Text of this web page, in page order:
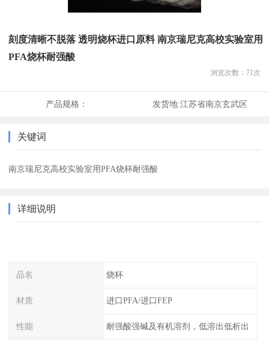
刻度清晰不脱落 透明烧杯进口原料 南京瑞尼克高校实验室用
PFA烧杯耐强酸
浏览次数： 71次
产品规格： 发货地:江苏省南京玄武区
关键词
南京瑞尼克高校实验室用PFA烧杯耐强酸
详细说明
品名 烧杯
材质 进口PFA/进口FEP
性能 耐强酸强碱及有机溶剂，低溶出低析出